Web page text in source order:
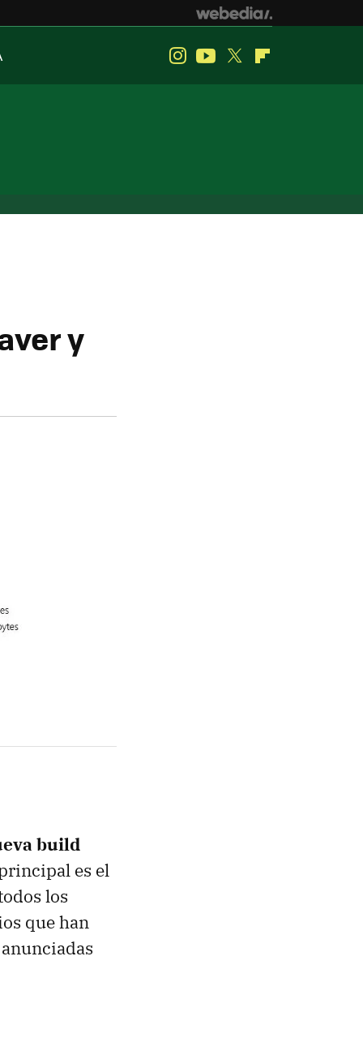
InstagramYoutube
Twitter
y
build
es el
los
que han